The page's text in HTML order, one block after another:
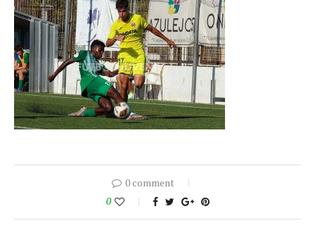
0 comment
0